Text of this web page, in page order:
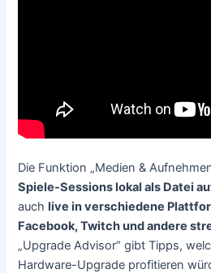
Die Funktion „Medien &
Spiele-Sessions lokal als Datei
auchlive in verschiedene
Facebook, Twitch und andere
„Upgrade Advisor“ gibt Tipps,
Hardware-Upgrade profitieren